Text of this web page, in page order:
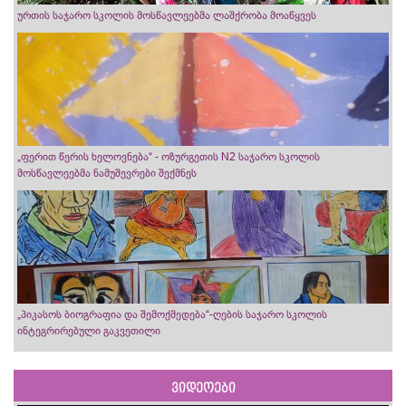
ურთის საჯარო სკოლის მოსწავლეებმა ლაშქრობა მოაწყვეს
„ფერით წერის ხელოვნება“ - ოზურგეთის N2 საჯარო სკოლის
მოსწავლეებმა ნამუშევრები შექმნეს
„პიკასოს ბიოგრაფია და შემოქმედება“-ღების საჯარო სკოლის
ინტეგრირებული გაკვეთილი
ვიდეოები